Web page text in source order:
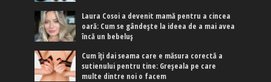
Laura Cosoi a devenit mamă pentru a cincea
oară: Cum se gândește la ideea de a mai avea
încă un bebeluș
Cum îți dai seama care e măsura corectă a
sutienului pentru tine: Greșeala pe care
multe dintre noi o facem